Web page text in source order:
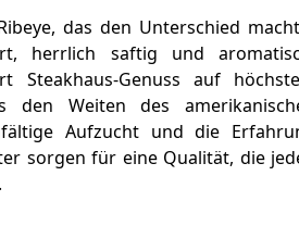
das den Unterschied
herrlich saftig und
Steakhaus-Genuss auf
den Weiten des
Aufzucht und die
sorgen für eine Qualität, die